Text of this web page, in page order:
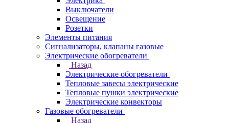
Выключатели
Освещение
Розетки
Элементы питания
Сигнализаторы, клапаны газовые
Электрические обогреватели
Назад
Электрические обогреватели
Тепловые завесы электрические
Тепловые пушки электрические
Электрические конвекторы
Газовые обогреватели
Назад